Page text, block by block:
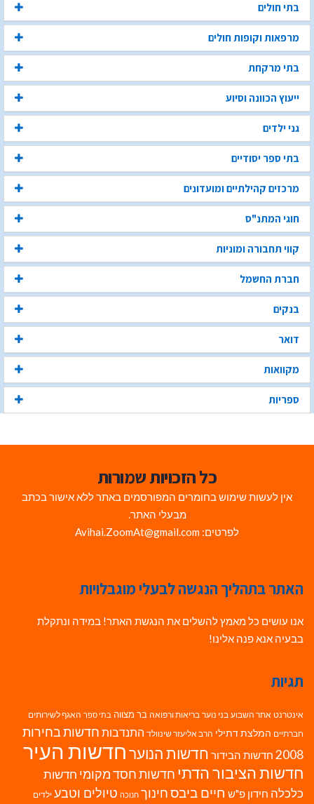
בתי חולים
מרפאות וקופות חולים
בתי מרקחת
ייעוץ הכוונה וסיוע
גני ילדים
בתי ספר יסודיים
מרכזים קהילתיים ומועדונים
חוגי המתנ"ס
קווי תחבורה ומוניות
חברת החשמל
בנקים
דואר
מקוואות
ספריות
כל הזכויות שמורות
אין לעשות שימוש בחומרים המפורסמים באתר ללא אישור בכתב
מבעלי האתר.
לפרטים: Avihai.ZoomAt@gmail.com
האתר בתהליך הנגשה לבעלי מוגבלויות
אנו עושים כל מאמץ להשלים את הנגשת האתר! במידה ונתקלת
בבעיה אנא פנה אלינו!
תגיות
אינטרנט אתר השבוע בני נוער בריאות ורפואה בר מצווה בתי ספר האגף לשירותים
חברתיים המלצת דתילי הרב אליעזר שינוולד התנדבות חדשות בחירות
2008 חדשות הבידור חדשות הנוערחדשות העיר
חדשות הציבור הדתי חדשות חסד מקומי חדשות
כלכלה חידון פ"ש חיים ביבסחינוך חנוכה טיולים וטבע ילדים